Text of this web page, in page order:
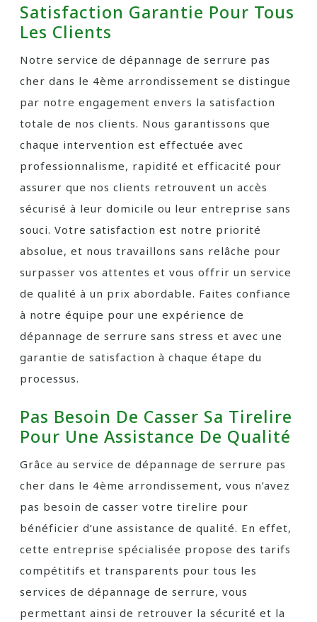
Satisfaction Garantie Pour Tous
Les Clients
Notre service de dépannage de serrure pas
cher dans le 4ème arrondissement se distingue
par notre engagement envers la satisfaction
totale de nos clients. Nous garantissons que
chaque intervention est effectuée avec
professionnalisme, rapidité et efficacité pour
assurer que nos clients retrouvent un accès
sécurisé à leur domicile ou leur entreprise sans
souci. Votre satisfaction est notre priorité
absolue, et nous travaillons sans relâche pour
surpasser vos attentes et vous offrir un service
de qualité à un prix abordable. Faites confiance
à notre équipe pour une expérience de
dépannage de serrure sans stress et avec une
garantie de satisfaction à chaque étape du
processus.
Pas Besoin De Casser Sa Tirelire
Pour Une Assistance De Qualité
Grâce au service de dépannage de serrure pas
cher dans le 4ème arrondissement, vous n’avez
pas besoin de casser votre tirelire pour
bénéficier d’une assistance de qualité. En effet,
cette entreprise spécialisée propose des tarifs
compétitifs et transparents pour tous les
services de dépannage de serrure, vous
permettant ainsi de retrouver la sécurité et la